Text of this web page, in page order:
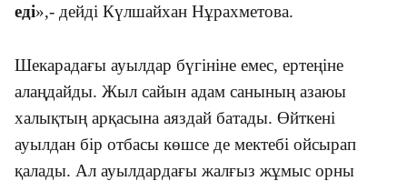
еді»,- дейді Күлшайхан Нұрахметова.
Шекарадағы ауылдар бүгініне емес, ертеңіне
алаңдайды. Жыл сайын адам санының азаюы
халықтың арқасына аяздай батады. Өйткені
ауылдан бір отбасы көшсе де мектебі ойсырап
қалады. Ал ауылдардағы жалғыз жұмыс орны